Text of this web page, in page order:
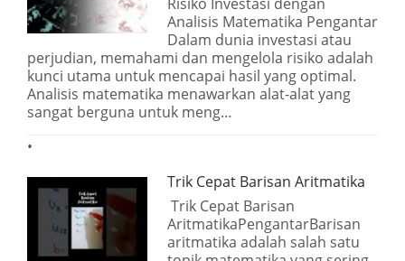
Analisis Matematika Pengantar
Dalam dunia investasi atau
perjudian, memahami dan mengelola risiko adalah
kunci utama untuk mencapai hasil yang optimal.
Analisis matematika menawarkan alat-alat yang
sangat berguna untuk meng…
Trik Cepat Barisan Aritmatika
Trik Cepat Barisan
AritmatikaPengantarBarisan
aritmatika adalah salah satu